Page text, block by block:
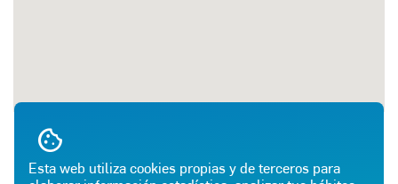
Esta web utiliza cookies propias y de terceros para